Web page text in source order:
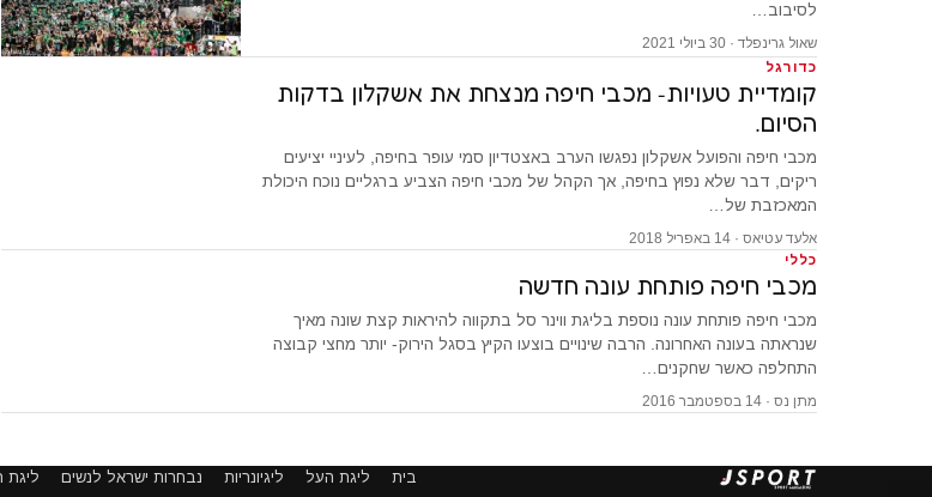
לסיבוב…
שאול גרינפלד · 30 ביולי 2021
כדורגל
קומדיית טעויות- מכבי חיפה מנצחת את אשקלון בדקות
הסיום.
מכבי חיפה והפועל אשקלון נפגשו הערב באצטדיון סמי עופר בחיפה, לעיניי יציעים
ריקים, דבר שלא נפוץ בחיפה, אך הקהל של מכבי חיפה הצביע ברגליים נוכח היכולת
המאכזבת של…
אלעד עטיאס · 14 באפריל 2018
כללי
מכבי חיפה פותחת עונה חדשה
מכבי חיפה פותחת עונה נוספת בליגת ווינר סל בתקווה להיראות קצת שונה מאיך
שנראתה בעונה האחרונה. הרבה שינויים בוצעו הקיץ בסגל הירוק- יותר מחצי קבוצה
התחלפה כאשר שחקנים…
מתן נס · 14 בספטמבר 2016
בית ליגת העל ליגיונריות נבחרות ישראל לנשים ליגת